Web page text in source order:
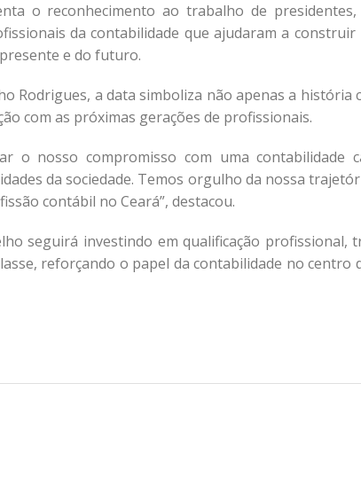
o reconhecimento ao trabalho de presidentes,
da contabilidade que ajudaram a construir
e do futuro.
Rodrigues, a data simboliza não apenas a história
com as próximas gerações de profissionais.
o nosso compromisso com uma contabilidade
da sociedade. Temos orgulho da nossa
contábil no Ceará”, destacou.
seguirá investindo em qualificação profissional,
reforçando o papel da contabilidade no centro